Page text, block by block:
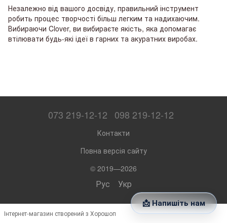
📩 Напишіть нам
Незалежно від вашого досвіду, правильний інструмент
робить процес творчості більш легким та надихаючим.
Вибираючи Clover, ви вибираєте якість, яка допомагає
втілювати будь-які ідеї в гарних та акуратних виробах.
073 219-12-12 098 219-12-12
Контакти
Повна версія сайту
© 2019—2026
Рус Укр
Інтернет-магазин створений з Хорошоп